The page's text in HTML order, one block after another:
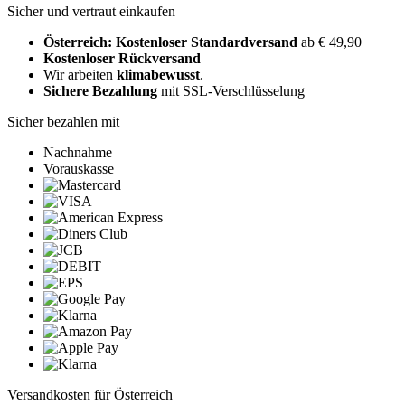
Sicher und vertraut einkaufen
Österreich: Kostenloser Standardversand ab € 49,90
Kostenloser Rückversand
Wir arbeiten klimabewusst.
Sichere Bezahlung mit SSL-Verschlüsselung
Sicher bezahlen mit
Nachnahme
Vorauskasse
Versandkosten für Österreich